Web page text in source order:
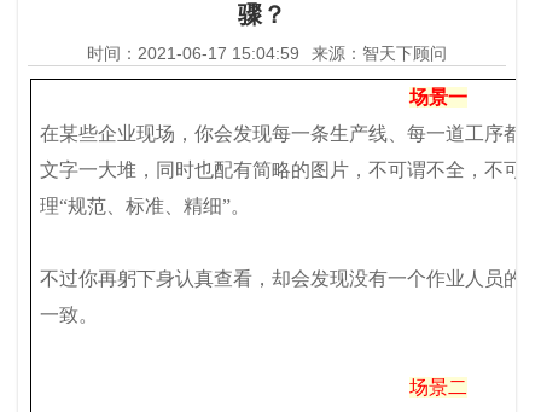
骤？
时间：2021-06-17 15:04:59 来源：智天下顾问
场景一
在某些企业现场，你会发现每一条生产线、每一道工序都
文字一大堆，同时也配有简略的图片，不可谓不全，不可
理“规范、标准、精细”。
不过你再躬下身认真查看，却会发现没有一个作业人员的
一致。
场景二